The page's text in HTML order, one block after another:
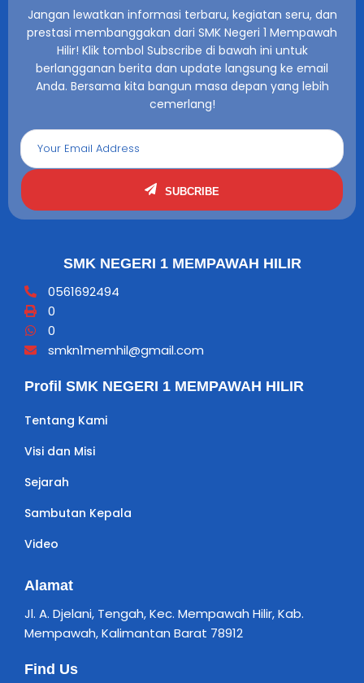
Jangan lewatkan informasi terbaru, kegiatan seru, dan
prestasi membanggakan dari SMK Negeri 1 Mempawah
Hilir! Klik tombol Subscribe di bawah ini untuk
berlangganan berita dan update langsung ke email
Anda. Bersama kita bangun masa depan yang lebih
cemerlang!
SUBCRIBE
SMK NEGERI 1 MEMPAWAH HILIR
0561692494
0
0
smkn1memhil@gmail.com
Profil SMK NEGERI 1 MEMPAWAH HILIR
Tentang Kami
Visi dan Misi
Sejarah
Sambutan Kepala
Video
Alamat
Jl. A. Djelani, Tengah, Kec. Mempawah Hilir, Kab.
Mempawah, Kalimantan Barat 78912
Find Us